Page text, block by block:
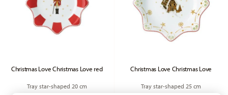
Christmas Love Christmas Love red
Tray star-shaped 20 cm
Christmas Love Christmas Love
Tray star-shaped 25 cm